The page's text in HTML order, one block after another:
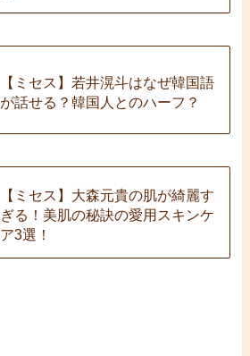
【ミセス】若井滉斗はなぜ韓国語
が話せる？韓国人とのハーフ？
【ミセス】大森元貴の肌が綺麗す
ぎる！美肌の秘訣の愛用スキンケ
ア3選！